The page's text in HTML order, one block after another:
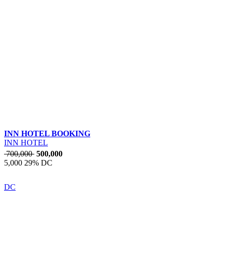
INN HOTEL BOOKING
INN HOTEL
700,000 500,000
5,000 29% DC
DC